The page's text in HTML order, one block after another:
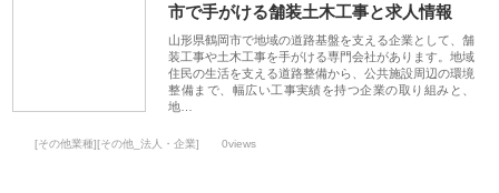
市で手がける舗装土木工事と求人情報
山形県鶴岡市で地域の道路基盤を支える企業として、舗
装工事や土木工事を手がける専門会社があります。地域
住民の生活を支える道路整備から、公共施設周辺の環境
整備まで、幅広い工事実績を持つ企業の取り組みと、
地…
[その他業種][その他_法人・企業] 0views